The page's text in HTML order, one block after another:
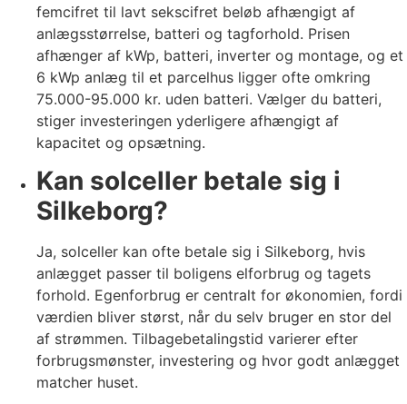
femcifret til lavt sekscifret beløb afhængigt af
anlægsstørrelse, batteri og tagforhold. Prisen
afhænger af kWp, batteri, inverter og montage, og et
6 kWp anlæg til et parcelhus ligger ofte omkring
75.000-95.000 kr. uden batteri. Vælger du batteri,
stiger investeringen yderligere afhængigt af
kapacitet og opsætning.
Kan solceller betale sig i
Silkeborg?
Ja, solceller kan ofte betale sig i Silkeborg, hvis
anlægget passer til boligens elforbrug og tagets
forhold. Egenforbrug er centralt for økonomien, fordi
værdien bliver størst, når du selv bruger en stor del
af strømmen. Tilbagebetalingstid varierer efter
forbrugsmønster, investering og hvor godt anlægget
matcher huset.